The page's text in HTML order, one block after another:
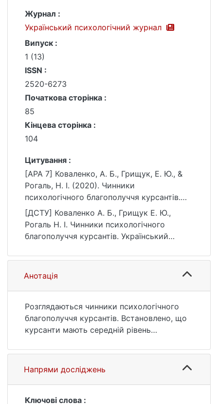
Журнал :
Український психологічний журнал
Випуск :
1 (13)
ISSN :
2520-6273
Початкова сторінка :
85
Кінцева сторінка :
104
Цитування :
[APA 7] Коваленко, А. Б., Грищук, Е. Ю., &
Рогаль, Н. І. (2020). Чинники
психологічного благополуччя курсантів.
Український психологічний журнал, (1
(13)), 85–104.
https://doi.org/10.17721/upj.2020.1(13).6
[ДСТУ] Коваленко А. Б., Грищук Е. Ю.,
Рогаль Н. І. Чинники психологічного
благополуччя курсантів. Український
85—104. DOI: 10.17721/upj.2020.1(13).6 (дата
звернення: 25.07.2026).
Анотація
Розглядаються чинники психологічного
благополуччя курсантів. Встановлено, що
курсанти мають середній рівень
психологічного благополуччя. Вони
здебільшого характеризуються як
незалежні, такі, що не бояться
відкриті до спілкування та оволодіння
Напрями досліджень
Ключові слова :